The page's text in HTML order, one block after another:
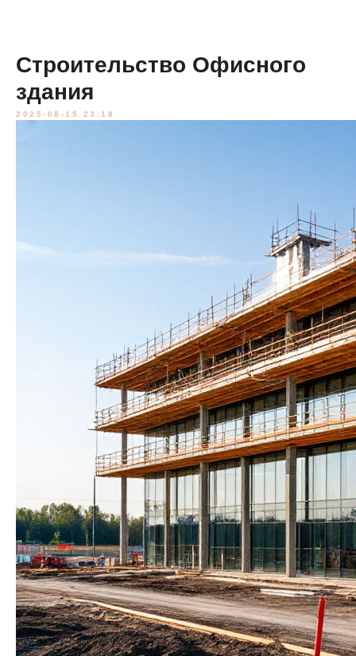
Строительство Офисного
здания
2025-08-15 23:18